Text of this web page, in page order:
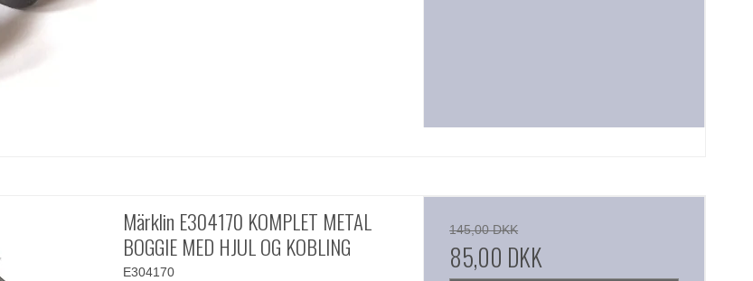
Märklin E304170 KOMPLET METAL
BOGGIE MED HJUL OG KOBLING
E304170
145,00 DKK
85,00 DKK